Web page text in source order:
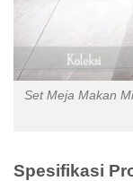
Set Meja Makan
Spesifikasi